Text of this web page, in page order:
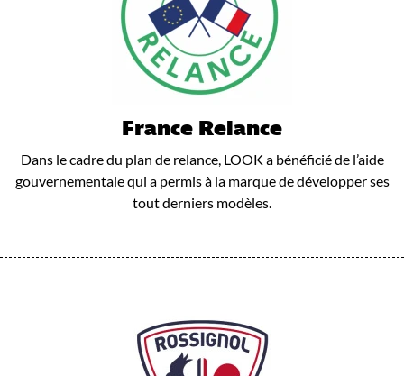
France Relance
Dans le cadre du plan de relance, LOOK a bénéficié de l’aide
gouvernementale qui a permis à la marque de développer ses
tout derniers modèles.